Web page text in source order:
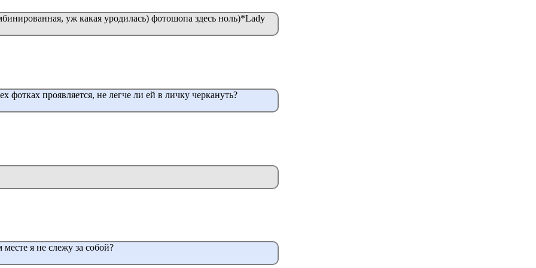
уж какая уродилась) фотошопа здесь ноль)*Lady
фотках проявляется, не легче ли ей в личку черкануть?
я не слежу за собой?